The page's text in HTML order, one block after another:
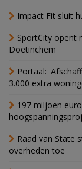
Impact Fit sluit
SportCity opent
Doetinchem
Portaal:
3.000 extra
197 miljoen
Raad van State
overheden toe